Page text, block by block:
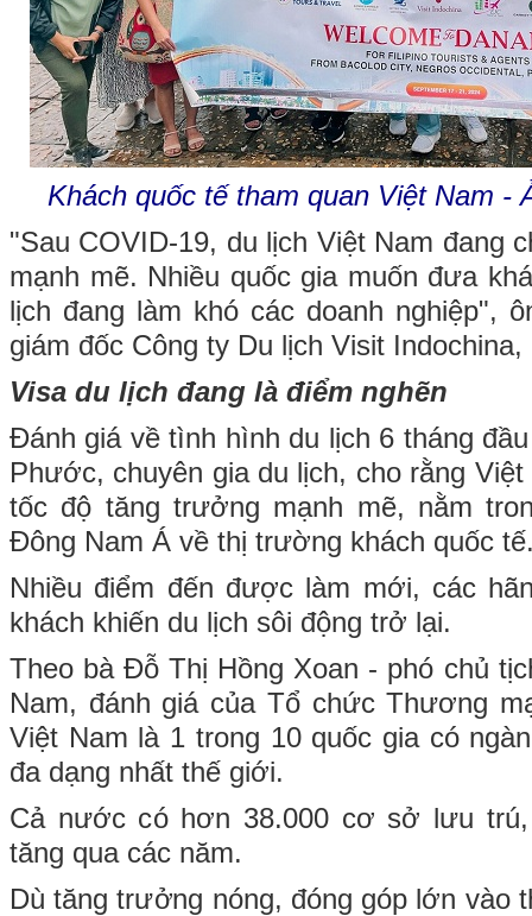
Khách quốc tế tham quan Việt Nam -
"Sau COVID-19, du lịch Việt Nam đang
mạnh mẽ. Nhiều quốc gia muốn đưa
lịch đang làm khó các doanh nghiệp",
giám đốc Công ty Du lịch Visit Indochina,
Visa du lịch đang là điểm nghẽn
Đánh giá về tình hình du lịch 6 tháng
Phước, chuyên gia du lịch, cho rằng
tốc độ tăng trưởng mạnh mẽ, nằm
Đông Nam Á về thị trường khách quốc
Nhiều điểm đến được làm mới, các
khách khiến du lịch sôi động trở lại.
Theo bà Đỗ Thị Hồng Xoan - phó chủ
Nam, đánh giá của Tổ chức Thương
Việt Nam là 1 trong 10 quốc gia có
đa dạng nhất thế giới.
Cả nước có hơn 38.000 cơ sở lưu
tăng qua các năm.
Dù tăng trưởng nóng, đóng góp lớn vào